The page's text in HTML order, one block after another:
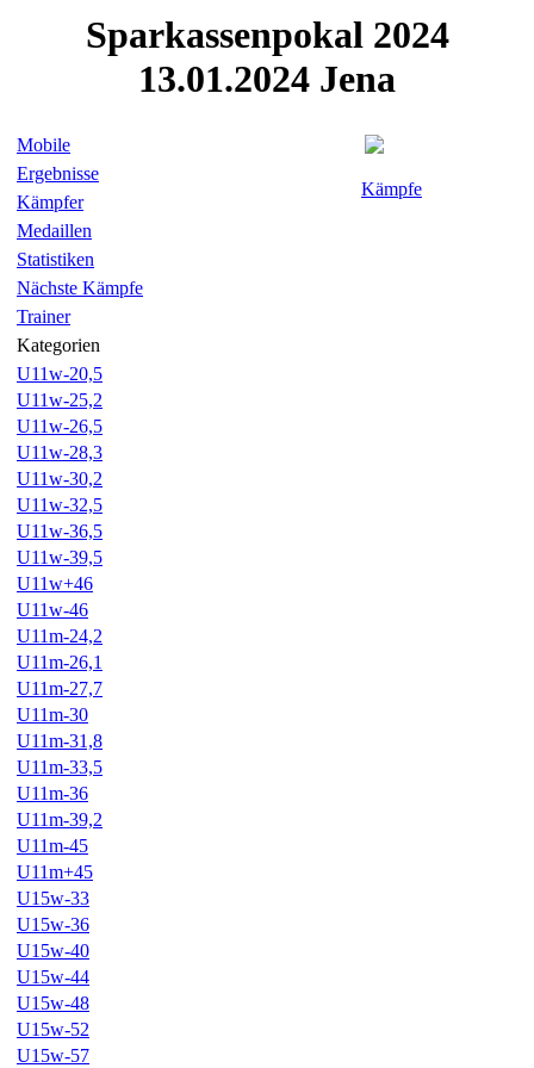
Sparkassenpokal 2024
13.01.2024 Jena
Mobile
Ergebnisse
Kämpfer
Medaillen
Statistiken
Nächste Kämpfe
Trainer
Kategorien
U11w-20,5
U11w-25,2
U11w-26,5
U11w-28,3
U11w-30,2
U11w-32,5
U11w-36,5
U11w-39,5
U11w+46
U11w-46
U11m-24,2
U11m-26,1
U11m-27,7
U11m-30
U11m-31,8
U11m-33,5
U11m-36
U11m-39,2
U11m-45
U11m+45
U15w-33
U15w-36
U15w-40
U15w-44
U15w-48
U15w-52
U15w-57
Kämpfe